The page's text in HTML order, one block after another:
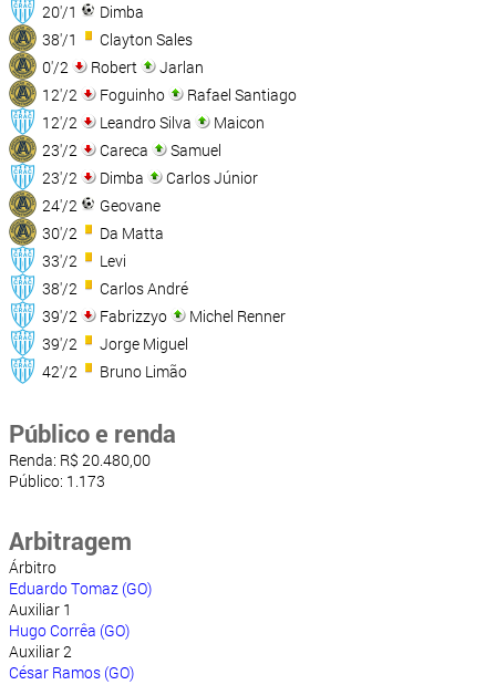
20'/1
Dimba
38'/1
Clayton Sales
0'/2
Robert
Jarlan
12'/2
Foguinho
Rafael Santiago
12'/2
Leandro Silva
Maicon
23'/2
Careca
Samuel
23'/2
Dimba
Carlos Júnior
24'/2
Geovane
30'/2
Da Matta
33'/2
Levi
38'/2
Carlos André
39'/2
Fabrizzyo
Michel Renner
39'/2
Jorge Miguel
42'/2
Bruno Limão
Público e renda
Renda: R$ 20.480,00
Público: 1.173
Arbitragem
Árbitro
Eduardo Tomaz (GO)
Auxiliar 1
Hugo Corrêa (GO)
Auxiliar 2
César Ramos (GO)